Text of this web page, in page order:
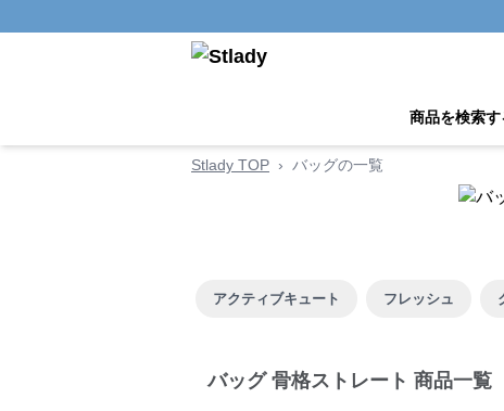
商品を検索す
Stlady TOP › バッグの一覧
アクティブキュート フレッシュ
バッグ 骨格ストレート 商品一覧